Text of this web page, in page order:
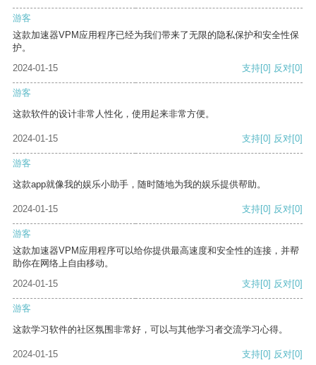
游客
这款加速器VPM应用程序已经为我们带来了无限的隐私保护和安全性保
护。
2024-01-15
支持[0] 反对[0]
游客
这款软件的设计非常人性化，使用起来非常方便。
2024-01-15 支持[0] 反对[0]
游客
这款app就像我的娱乐小助手，随时随地为我的娱乐提供帮助。
2024-01-15 支持[0] 反对[0]
游客
这款加速器VPM应用程序可以给你提供最高速度和安全性的连接，并帮
助你在网络上自由移动。
2024-01-15
支持[0] 反对[0]
游客
这款学习软件的社区氛围非常好，可以与其他学习者交流学习心得。
2024-01-15 支持[0] 反对[0]